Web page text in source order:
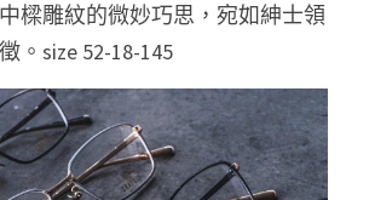
樑雕紋的微妙巧思，宛如紳士領
。 size 52-18-145